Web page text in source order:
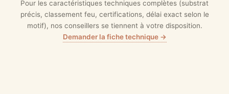
Pour les caractéristiques techniques complètes (substrat
précis, classement feu, certifications, délai exact selon le
motif), nos conseillers se tiennent à votre disposition.
Demander la fiche technique →